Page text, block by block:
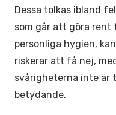
Dessa tolkas ibland
som går att göra rent
personliga hygien,
riskerar att få nej,
svårigheterna inte är
betydande.